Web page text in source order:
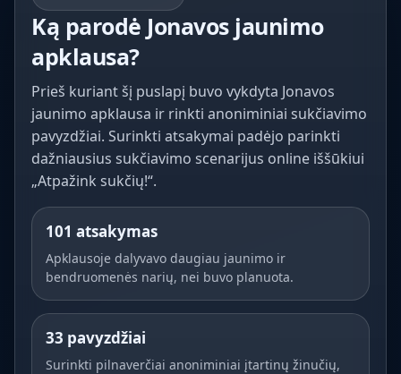
Ką parodė Jonavos jaunimo
apklausa?
Prieš kuriant šį puslapį buvo vykdyta Jonavos
jaunimo apklausa ir rinkti anoniminiai sukčiavimo
pavyzdžiai. Surinkti atsakymai padėjo parinkti
dažniausius sukčiavimo scenarijus online iššūkiui
„Atpažink sukčių!“.
101 atsakymas
Apklausoje dalyvavo daugiau jaunimo ir
bendruomenės narių, nei buvo planuota.
33 pavyzdžiai
Surinkti pilnaverčiai anoniminiai įtartinų žinučių,